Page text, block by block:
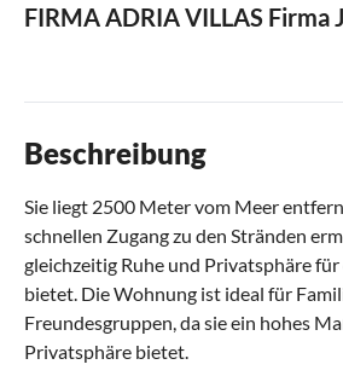
FIRMA ADRIA VILLAS Firma
Beschreibung
Sie liegt 2500 Meter vom Meer
schnellen Zugang zu den Stränden
gleichzeitig Ruhe und Privatsphäre für
bietet. Die Wohnung ist ideal für
Freundesgruppen, da sie ein hohes
Privatsphäre bietet.